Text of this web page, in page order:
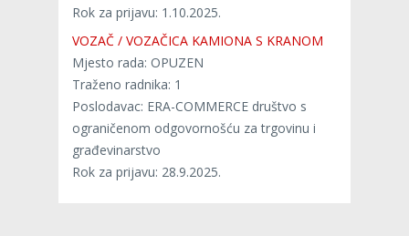
Rok za prijavu: 1.10.2025.
VOZAČ / VOZAČICA KAMIONA S KRANOM
Mjesto rada: OPUZEN
Traženo radnika: 1
Poslodavac: ERA-COMMERCE društvo s
ograničenom odgovornošću za trgovinu i
građevinarstvo
Rok za prijavu: 28.9.2025.